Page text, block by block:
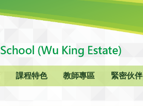
課程特色 教師專區 緊密伙伴